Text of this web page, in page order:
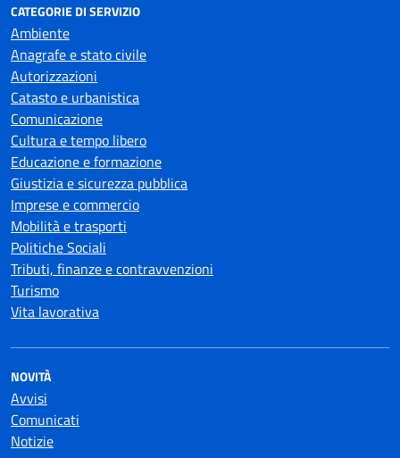
CATEGORIE DI SERVIZIO
Ambiente
Anagrafe e stato civile
Autorizzazioni
Catasto e urbanistica
Comunicazione
Cultura e tempo libero
Educazione e formazione
Giustizia e sicurezza pubblica
Imprese e commercio
Mobilità e trasporti
Politiche Sociali
Tributi, finanze e contravvenzioni
Turismo
Vita lavorativa
NOVITÀ
Avvisi
Comunicati
Notizie